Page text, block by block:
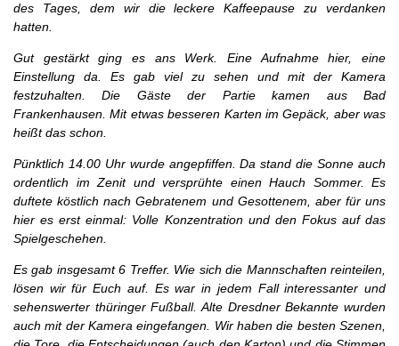
des Tages, dem wir die leckere Kaffeepause zu verdanken
hatten.
Gut gestärkt ging es ans Werk. Eine Aufnahme hier, eine
Einstellung da. Es gab viel zu sehen und mit der Kamera
festzuhalten. Die Gäste der Partie kamen aus Bad
Frankenhausen. Mit etwas besseren Karten im Gepäck, aber was
heißt das schon.
Pünktlich 14.00 Uhr wurde angepfiffen. Da stand die Sonne auch
ordentlich im Zenit und versprühte einen Hauch Sommer. Es
duftete köstlich nach Gebratenem und Gesottenem, aber für uns
hier es erst einmal: Volle Konzentration und den Fokus auf das
Spielgeschehen.
Es gab insgesamt 6 Treffer. Wie sich die Mannschaften reinteilen,
lösen wir für Euch auf. Es war in jedem Fall interessanter und
sehenswerter thüringer Fußball. Alte Dresdner Bekannte wurden
auch mit der Kamera eingefangen. Wir haben die besten Szenen,